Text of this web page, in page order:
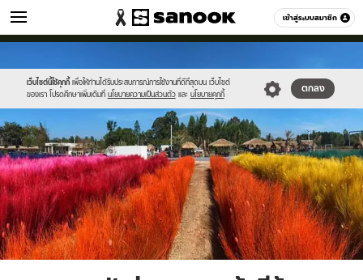
เข้าสู่ระบบสมาชิก
เที่ยว-กิน หมวดอื่นๆ
เว็บไซต์นี้ใช้คุกกี้ เพื่อให้ท่านได้รับประสบการณ์การใช้งานที่ดีที่สุดบน เว็บไซต์
ของเรา โปรดศึกษาเพิ่มเติมที่ นโยบายความเป็นส่วนตัว และ นโยบายคุกกี้
ตกลง
new-
sanook.png